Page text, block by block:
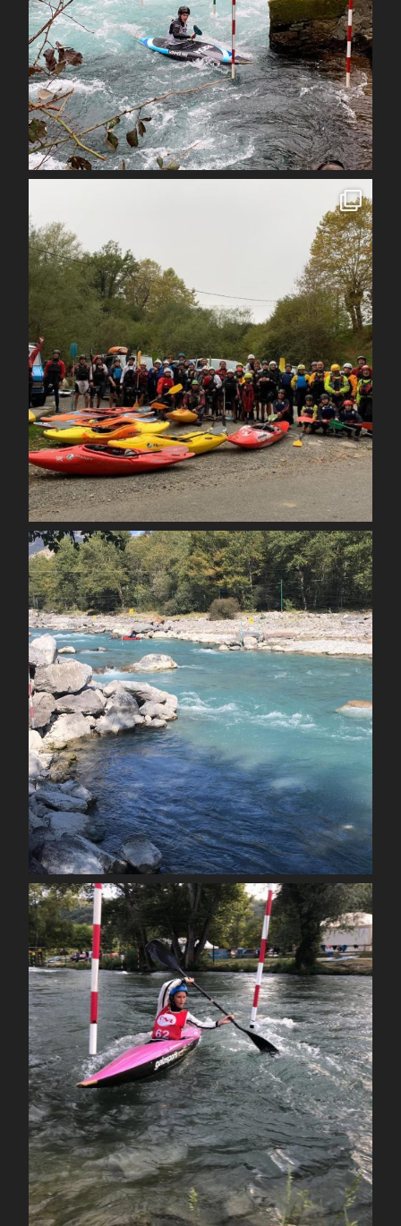
Avr 1
Oct 30
spcoccanoekayakduloup
Sep 23
spcoccanoekayakduloup
Sep 4